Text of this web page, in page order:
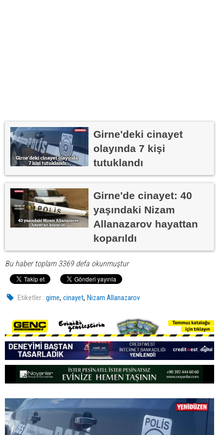
Girne'deki cinayet
olayında 7 kişi
tutuklandı
Girne'de cinayet: 40
yaşındaki Nizam
Allanazarov hayattan
koparıldı
Bu haber toplam 3369 defa okunmuştur
Etiketler : girne,cinayet,Nizam Allanazarov